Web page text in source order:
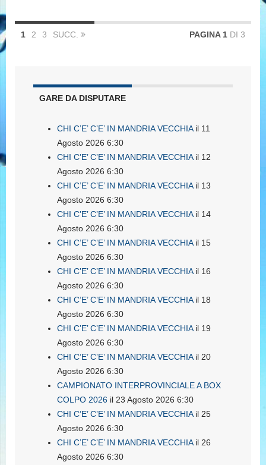
1 2 3 SUCC. PAGINA 1 DI 3
GARE DA DISPUTARE
CHI C’E’ C’E’ IN MANDRIA VECCHIAil 11
Agosto 2026 6:30
CHI C’E’ C’E’ IN MANDRIA VECCHIAil 12
Agosto 2026 6:30
CHI C’E’ C’E’ IN MANDRIA VECCHIAil 13
Agosto 2026 6:30
CHI C’E’ C’E’ IN MANDRIA VECCHIAil 14
Agosto 2026 6:30
CHI C’E’ C’E’ IN MANDRIA VECCHIAil 15
Agosto 2026 6:30
CHI C’E’ C’E’ IN MANDRIA VECCHIAil 16
Agosto 2026 6:30
CHI C’E’ C’E’ IN MANDRIA VECCHIAil 18
Agosto 2026 6:30
CHI C’E’ C’E’ IN MANDRIA VECCHIAil 19
Agosto 2026 6:30
CHI C’E’ C’E’ IN MANDRIA VECCHIAil 20
Agosto 2026 6:30
CAMPIONATO INTERPROVINCIALE A BOX
COLPO 2026 il 23 Agosto 2026 6:30
CHI C’E’ C’E’ IN MANDRIA VECCHIAil 25
Agosto 2026 6:30
CHI C’E’ C’E’ IN MANDRIA VECCHIAil 26
Agosto 2026 6:30